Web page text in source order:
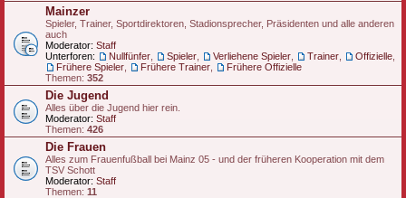
Mainzer
Spieler, Trainer, Sportdirektoren, Stadionsprecher, Präsidenten und alle anderen
auch
Moderator: Staff
Unterforen:
Nullfünfer Spieler Verliehene Spieler Trainer Offizielle
Frühere Spieler
Frühere Trainer
Frühere Offizielle
Themen: 352
Die Jugend
Alles über die Jugend hier rein.
Moderator: Staff
Themen: 426
Die Frauen
Alles zum Frauenfußball bei Mainz 05 - und der früheren Kooperation mit dem
TSV Schott
Moderator: Staff
Themen: 11